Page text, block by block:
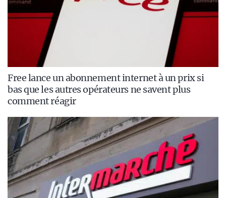
Free lance un abonnement internet à un prix si
bas que les autres opérateurs ne savent plus
comment réagir